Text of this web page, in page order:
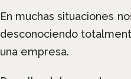
En muchas situaciones
desconociendo
una empresa.